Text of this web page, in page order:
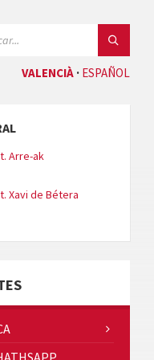
VALENCIÀ ESPAÑOL
Arre-ak
Xavi de Bétera